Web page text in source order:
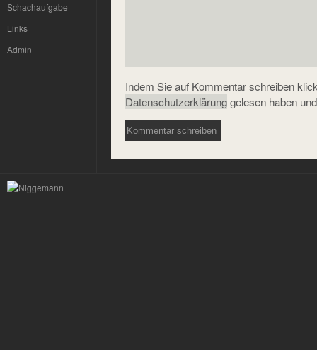
Schachaufgabe
Links
Admin
Indem Sie auf Kommentar schreiben
Datenschutzerklärunggelesen haben